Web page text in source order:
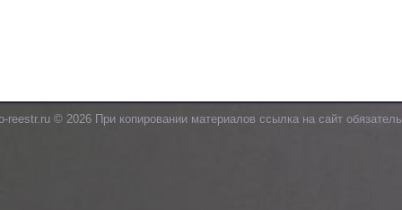
reestr.ru © 2026 При копировании материалов ссылка на сайт